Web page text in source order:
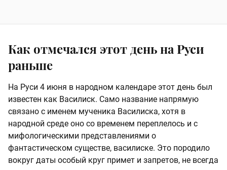
Как отмечался этот день на Руси
раньше
На Руси 4 июня в народном календаре этот день был
известен как Василиск. Само название напрямую
связано с именем мученика Василиска, хотя в
народной среде оно со временем переплелось и с
мифологическими представлениями о
фантастическом существе, василиске. Это породило
вокруг даты особый круг примет и запретов, не всегда